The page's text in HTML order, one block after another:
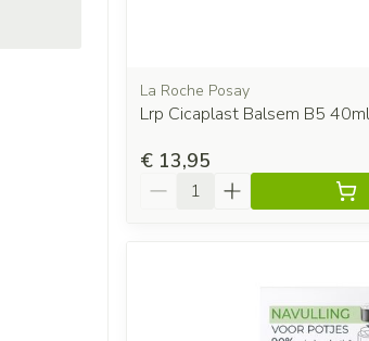
La Roche Posay
Lrp Cicaplast Balsem B5 40ml
€ 13,95
Aantal